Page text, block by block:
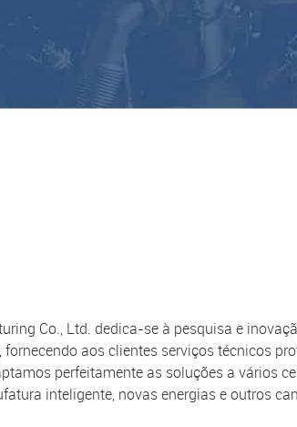
Co., Ltd. dedica-se à pesquisa e
aos clientes serviços técnicos
perfeitamente as soluções a vários
inteligente, novas energias e outros